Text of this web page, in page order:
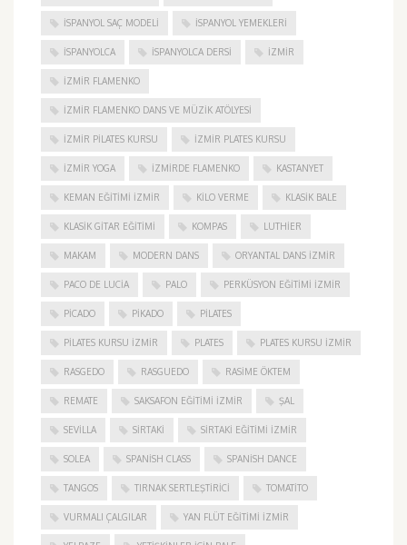
İSPANYOL SAÇ MODELI İSPANYOL YEMEKLERI
İSPANYOLCA İSPANYOLCA DERSI IZMIR
IZMIR FLAMENKO
İZMIR FLAMENKO DANS VE MÜZIK ATÖLYESI
İZMIR PILATES KURSU İZMIR PLATES KURSU
İZMIR YOGA IZMIRDE FLAMENKO KASTANYET
KEMAN EĞITIMI İZMIR KILO VERME KLASIK BALE
KLASIK GITAR EĞITIMI KOMPAS LUTHIER
MAKAM MODERN DANS ORYANTAL DANS İZMIR
PACO DE LUCIA PALO PERKÜSYON EĞITIMI İZMIR
PICADO PIKADO PILATES
PILATES KURSU İZMIR PLATES PLATES KURSU İZMIR
RASGEDO RASGUEDO RASIME ÖKTEM
REMATE SAKSAFON EĞITIMI İZMIR ŞAL
SEVILLA SIRTAKI SIRTAKI EĞITIMI İZMIR
SOLEA SPANISH CLASS SPANISH DANCE
TANGOS TIRNAK SERTLEŞTIRICI TOMATITO
VURMALI ÇALGILAR YAN FLÜT EĞITIMI İZMIR